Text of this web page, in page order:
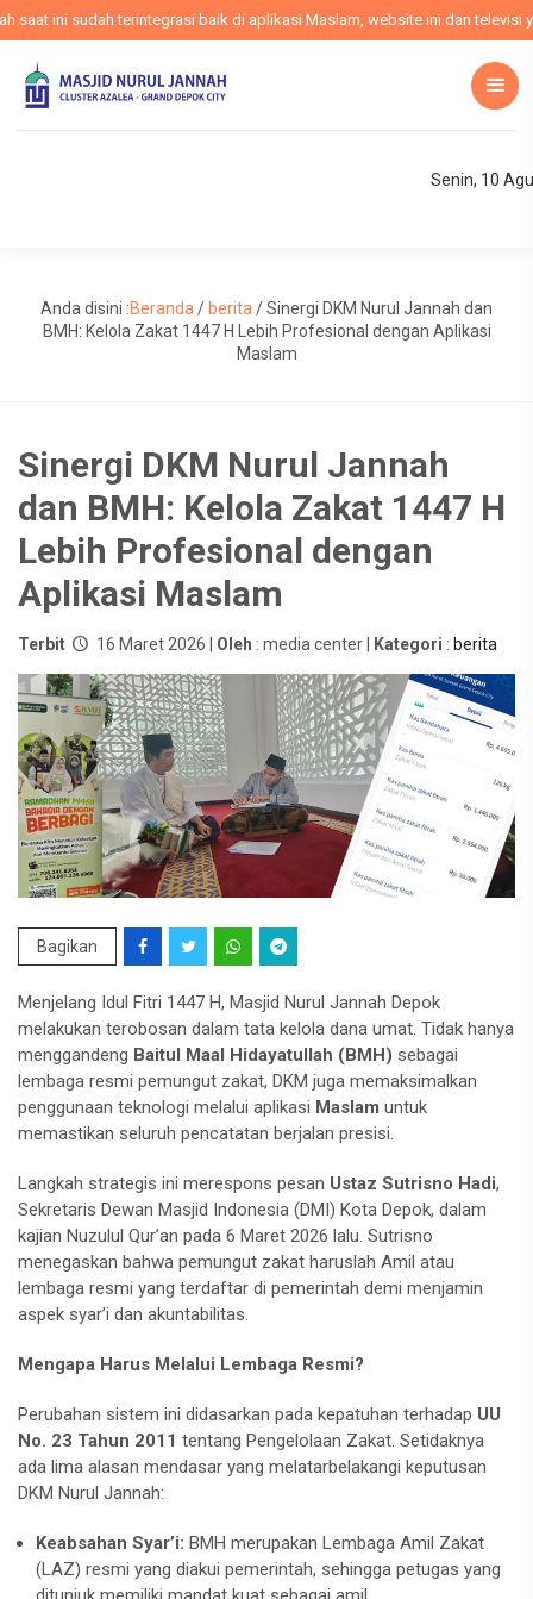
ini sudah terintegrasi baik di aplikasi Maslam, website ini dan televisi
Senin, 10
Anda disini :Beranda / berita /Sinergi DKM Nurul Jannah dan
BMH: Kelola Zakat 1447 H Lebih Profesional dengan Aplikasi
Maslam
Sinergi DKM Nurul Jannah
dan BMH: Kelola Zakat 1447 H
Lebih Profesional dengan
Aplikasi Maslam
Terbit 16 Maret 2026 | Oleh : media center | Kategori : berita
Bagikan
Menjelang Idul Fitri 1447 H, Masjid Nurul Jannah Depok
melakukan terobosan dalam tata kelola dana umat. Tidak hanya
menggandeng Baitul Maal Hidayatullah (BMH) sebagai
lembaga resmi pemungut zakat, DKM juga memaksimalkan
penggunaan teknologi melalui aplikasi Maslam untuk
memastikan seluruh pencatatan berjalan presisi.
Langkah strategis ini merespons pesan Ustaz Sutrisno Hadi,
Sekretaris Dewan Masjid Indonesia (DMI) Kota Depok, dalam
kajian Nuzulul Qur’an pada 6 Maret 2026 lalu. Sutrisno
menegaskan bahwa pemungut zakat haruslah Amil atau
lembaga resmi yang terdaftar di pemerintah demi menjamin
aspek syar’i dan akuntabilitas.
Mengapa Harus Melalui Lembaga Resmi?
Perubahan sistem ini didasarkan pada kepatuhan terhadap UU
No. 23 Tahun 2011 tentang Pengelolaan Zakat. Setidaknya
ada lima alasan mendasar yang melatarbelakangi keputusan
DKM Nurul Jannah:
Keabsahan Syar’i: BMH merupakan Lembaga Amil Zakat
(LAZ) resmi yang diakui pemerintah, sehingga petugas yang